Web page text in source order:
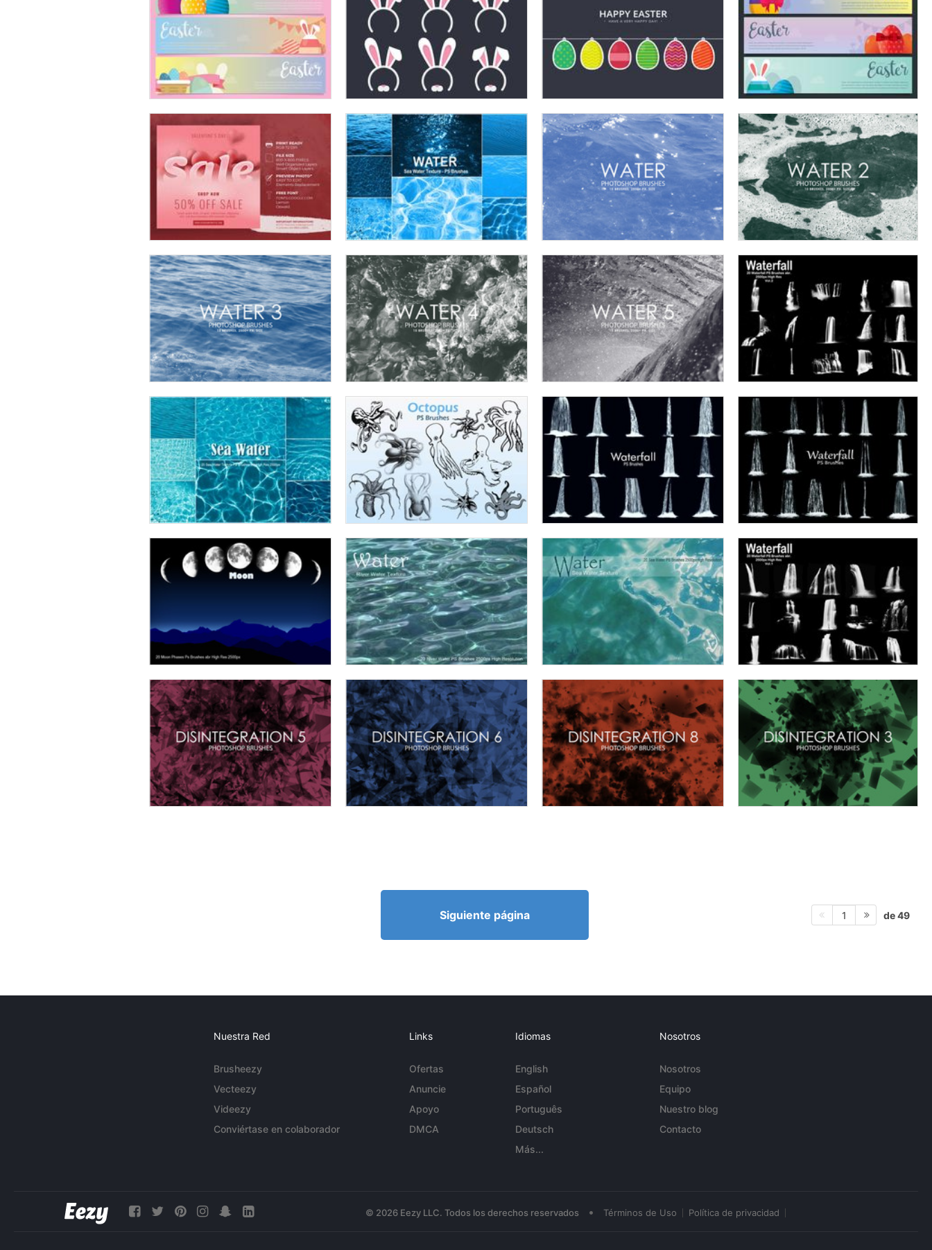
Siguiente página 1 de 49
Nuestra Red
Brusheezy
Vecteezy
Videezy
Conviértase en colaborador
Links
Ofertas
Anuncie
Apoyo
DMCA
Idiomas
English
Español
Português
Deutsch
Más...
Nosotros
Nosotros
Equipo
Nuestro blog
Contacto
© 2026 Eezy LLC. Todos los derechos reservados • Términos de Uso Política de privacidad